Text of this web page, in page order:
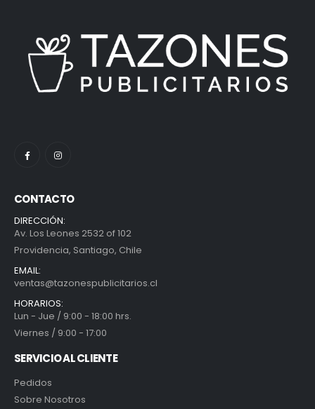
CONTACTO
DIRECCIÓN:
Av. Los Leones 2532 of 102
Providencia, Santiago, Chile
EMAIL:
ventas@tazonespublicitarios.cl
HORARIOS:
Lun - Jue / 9:00 - 18:00 hrs.
Viernes / 9:00 - 17:00
SERVICIO AL CLIENTE
Pedidos
Sobre Nosotros